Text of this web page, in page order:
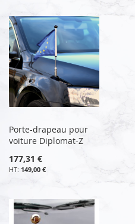
Porte-drapeau pour
voiture Diplomat-Z
177,31 €
149,00 €